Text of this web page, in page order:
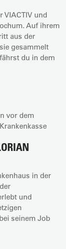
VIACTIV und
Auf ihrem
aus der
gesammelt
du in dem
in der
und
seinem Job